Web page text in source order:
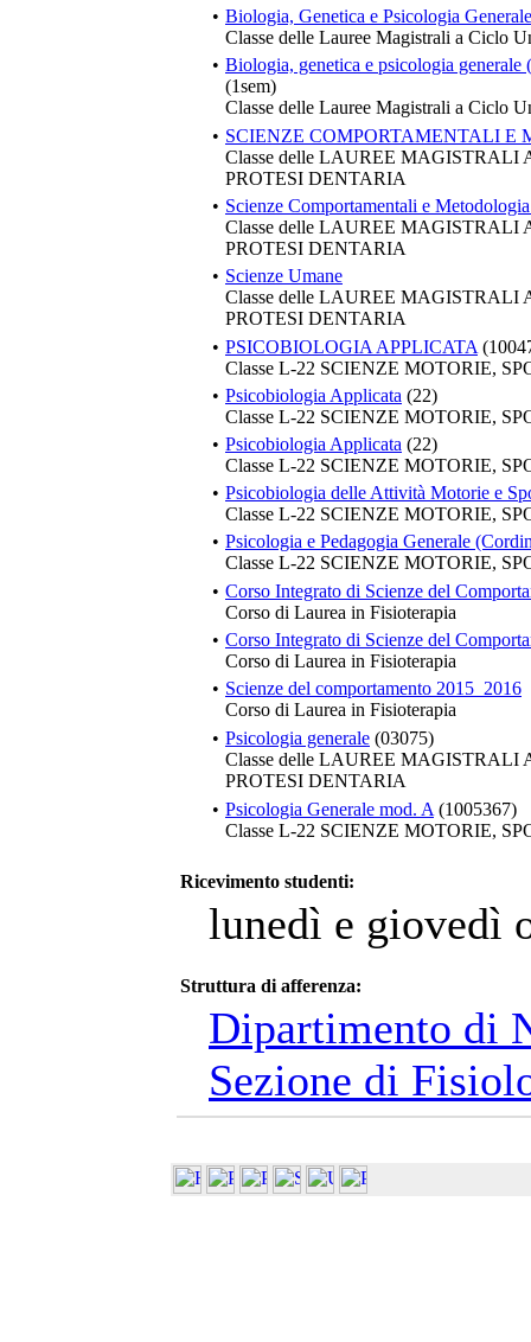
• Biologia, Genetica e Psicologia
Classe delle Lauree Magistrali a Ciclo
• Biologia, genetica e psicologia
(1sem)
Classe delle Lauree Magistrali a Ciclo
• SCIENZE COMPORTAMENTALI E
Classe delle LAUREE
PROTESI DENTARIA
• Scienze Comportamentali e
Classe delle LAUREE
PROTESI DENTARIA
• Scienze Umane
Classe delle LAUREE
PROTESI DENTARIA
• PSICOBIOLOGIA APPLICATA
Classe L-22 SCIENZE MOTORIE,
• Psicobiologia Applicata (22)
Classe L-22 SCIENZE MOTORIE,
• Psicobiologia Applicata (22)
Classe L-22 SCIENZE MOTORIE,
• Psicobiologia delle Attività Motorie e
Classe L-22 SCIENZE MOTORIE,
• Psicologia e Pedagogia Generale
Classe L-22 SCIENZE MOTORIE,
• Corso Integrato di Scienze del
Corso di Laurea in Fisioterapia
• Corso Integrato di Scienze del
Corso di Laurea in Fisioterapia
• Scienze del comportamento 2015_2016
Corso di Laurea in Fisioterapia
• Psicologia generale (03075)
Classe delle LAUREE
PROTESI DENTARIA
• Psicologia Generale mod. A(1005367)
Classe L-22 SCIENZE MOTORIE,
Ricevimento studenti:
lunedì e giovedì
Struttura di afferenza:
Dipartimento di
Sezione di